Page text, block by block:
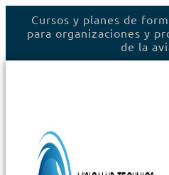
Cursos y planes de
para organizaciones y
de la